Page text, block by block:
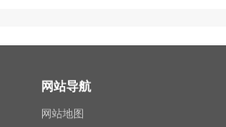
网站导航
网站地图